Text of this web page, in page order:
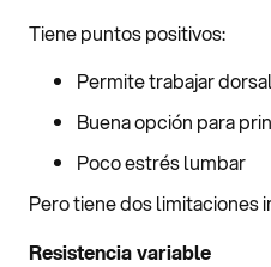
Tiene puntos positivos:
Permite trabajar
Buena opción para
Poco estrés lumbar
Pero tiene dos limitaciones
Resistencia variable